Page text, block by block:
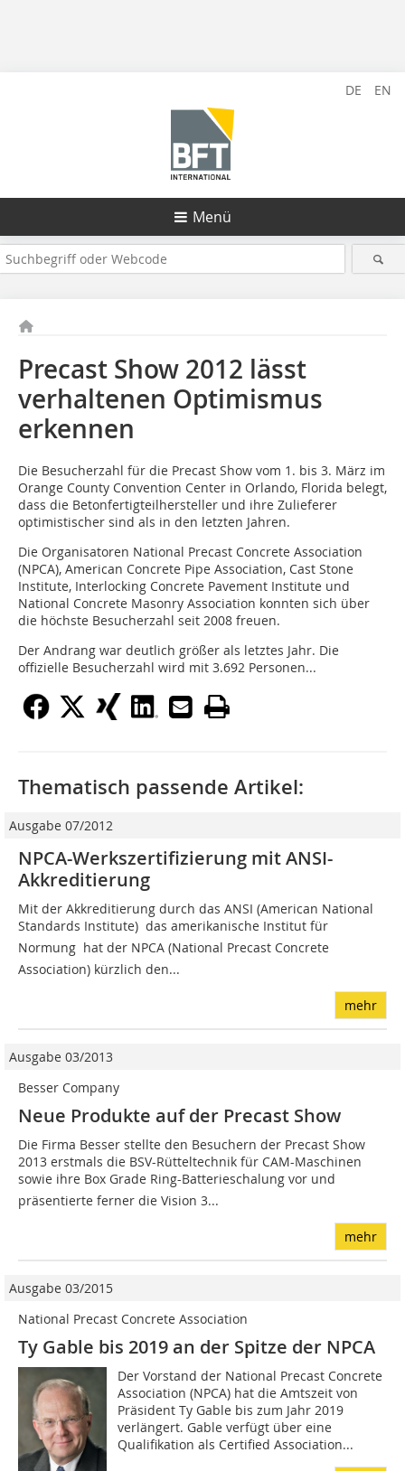
DE EN
Menü
Precast Show 2012 lässt
verhaltenen Optimismus
erkennen
Die Besucherzahl für die Precast Show vom 1. bis 3. März im
Orange County Convention Center in Orlando, Florida belegt,
dass die Betonfertigteilhersteller und ihre Zulieferer
optimistischer sind als in den letzten Jahren.
Die Organisatoren National Precast Concrete Association
(NPCA), American Concrete Pipe Association, Cast Stone
Institute, Interlocking Concrete Pavement Institute und
National Concrete Masonry Association konnten sich über
die höchste Besucherzahl seit 2008 freuen.
Der Andrang war deutlich größer als letztes Jahr. Die
offizielle Besucherzahl wird mit 3.692 Personen...
Thematisch passende Artikel:
Ausgabe 07/2012
NPCA-Werkszertifizierung mit ANSI-
Akkreditierung
Mit der Akkreditierung durch das ANSI (American National
Standards Institute)  das amerikanische Institut für
Normung  hat der NPCA (National Precast Concrete
Association) kürzlich den...
mehr
Ausgabe 03/2013
Besser Company
Neue Produkte auf der Precast Show
Die Firma Besser stellte den Besuchern der Precast Show
2013 erstmals die BSV-Rütteltechnik für CAM-Maschinen
sowie ihre Box Grade Ring-Batterieschalung vor und
präsentierte ferner die Vision 3...
mehr
Ausgabe 03/2015
National Precast Concrete Association
Ty Gable bis 2019 an der Spitze der NPCA
Der Vorstand der National Precast Concrete
Association (NPCA) hat die Amtszeit von
Präsident Ty Gable bis zum Jahr 2019
verlängert. Gable verfügt über eine
Qualifikation als Certified Association...